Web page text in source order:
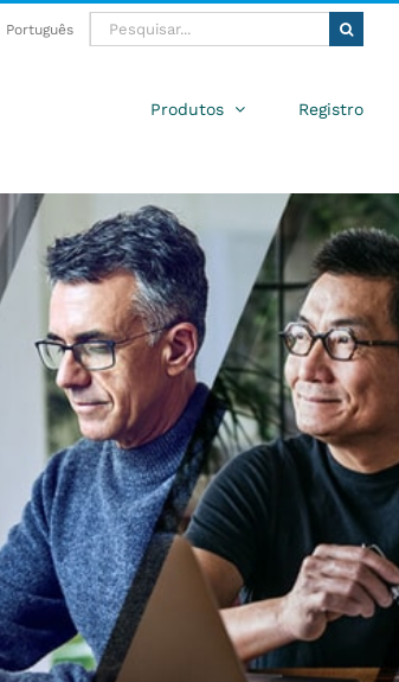
Português Pesquisar
Produtos Registro